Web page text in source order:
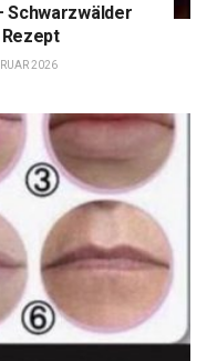
Schwarzwälder
2026